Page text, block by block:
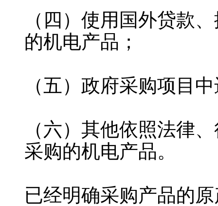
（四）使用国外贷款
的机电产品；
（五）政府采购项目
（六）其他依照法律
采购的机电产品。
已经明确采购产品的